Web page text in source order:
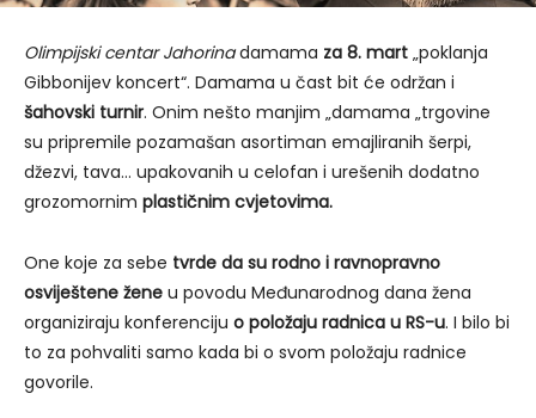
Olimpijski centar Jahorinadamama za 8. mart „poklanja
Gibbonijev koncert“. Damama u čast bit će održan i
šahovski turnir. Onim nešto manjim „damama „trgovine
su pripremile pozamašan asortiman emajliranih šerpi,
džezvi, tava… upakovanih u celofan i urešenih dodatno
grozomornim plastičnim cvjetovima.
One koje za sebe tvrde da su rodno i ravnopravno
osviještene žene u povodu Međunarodnog dana žena
organiziraju konferenciju o položaju radnica u RS-u. I bilo bi
to za pohvaliti samo kada bi o svom položaju radnice
govorile.